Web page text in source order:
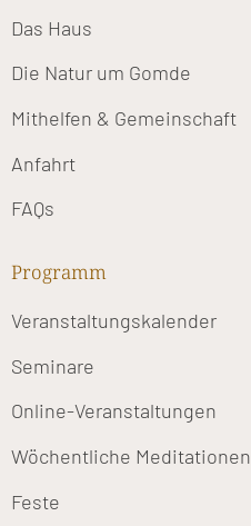
Das Haus
Die Natur um Gomde
Mithelfen & Gemeinschaft
Anfahrt
FAQs
Programm
Veranstaltungskalender
Seminare
Online-Veranstaltungen
Wöchentliche Meditationen
Feste